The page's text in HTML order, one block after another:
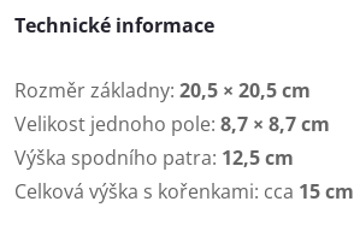
Technické informace
Rozměr základny: 20,5 × 20,5 cm
Velikost jednoho pole: 8,7 × 8,7 cm
Výška spodního patra: 12,5 cm
Celková výška s kořenkami: cca 15 cm